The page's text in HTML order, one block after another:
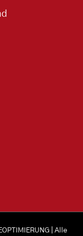
| Alle